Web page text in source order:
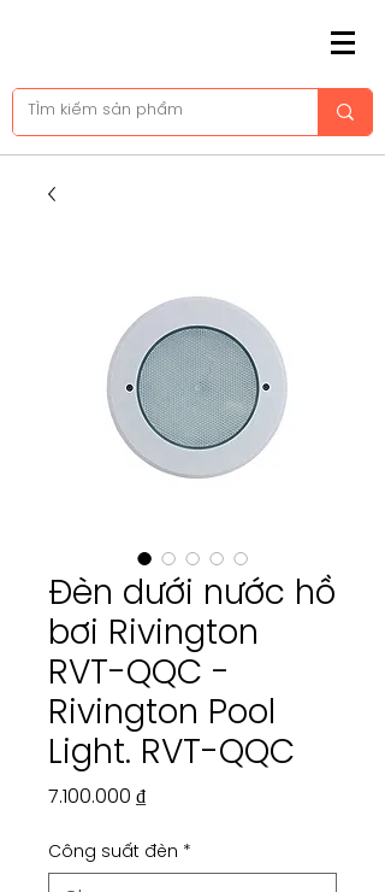
Đèn dưới nước hồ
bơi Rivington
RVT-QQC -
Rivington Pool
Light. RVT-QQC
7.100.000 ₫Giá
Công suất đèn *